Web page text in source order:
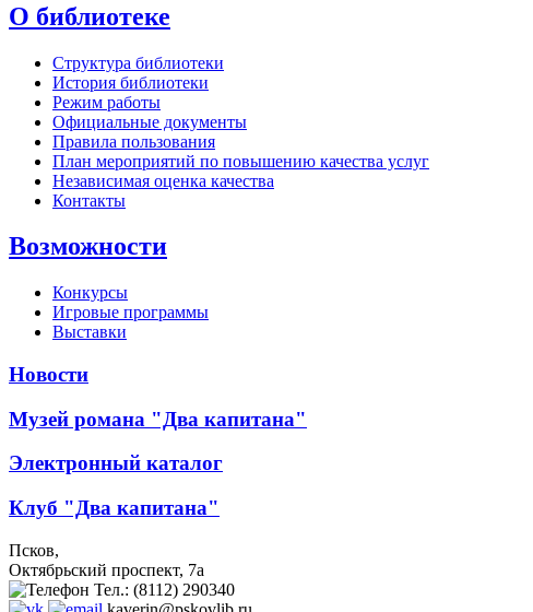
О библиотеке
Структура библиотеки
История библиотеки
Режим работы
Официальные документы
Правила пользования
План мероприятий по повышению качества услуг
Независимая оценка качества
Контакты
Возможности
Конкурсы
Игровые программы
Выставки
Новости
Музей романа "Два капитана"
Электронный каталог
Клуб "Два капитана"
Псков,
Октябрьский проспект, 7a
Тел.: (8112) 290340